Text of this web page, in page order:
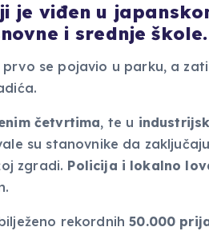
je viđen u
i srednje škole.
prvo se pojavio u parku, a
četvrtima, te u
su stanovnike da
zgradi. Policija i lokalno
rekordnih50.000